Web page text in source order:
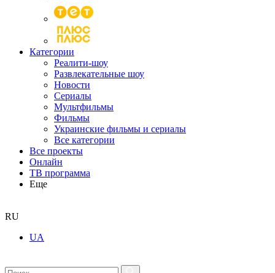
Категории
Реалити-шоу
Развлекательные шоу
Новости
Сериалы
Мультфильмы
Фильмы
Украинские фильмы и сериалы
Все категории
Все проекты
Онлайн
ТВ программа
Еще
RU
UA